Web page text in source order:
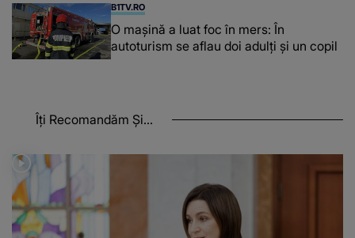
B1TV.RO
O maşină a luat foc în mers: În
autoturism se aflau doi adulți și un copil
Îți Recomandăm Și...